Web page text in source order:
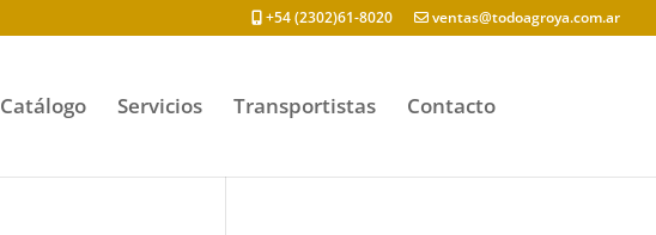
+54 (2302)61-8020 ventas@todoagroya.com.ar
Catálogo Servicios Transportistas Contacto